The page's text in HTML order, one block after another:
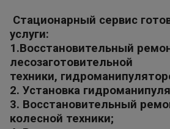
Стационарный сервис
услуги:
1.Восстановительный
лесозаготовительной
техники,
2. Установка
3. Восстановительный
колесной техники;